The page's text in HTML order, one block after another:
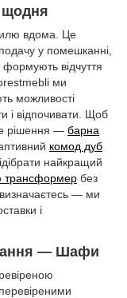
щодня
вдома. Це
у помешканні,
відчуття
ми
можливості
і відпочивати. Щоб
рішення — барна
комод дуб
найкращий
трансформер без
— ми
і
— Шафи